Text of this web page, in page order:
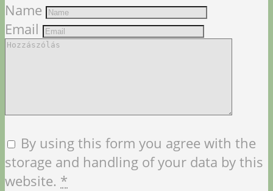
Name
Email
By using this form you agree with the
storage and handling of your data by this
website. *